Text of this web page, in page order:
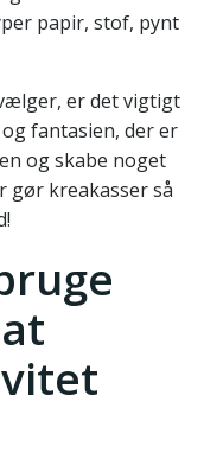
papir, stof, pynt
er det vigtigt
fantasien, der er
og skabe noget
gør kreakasser så